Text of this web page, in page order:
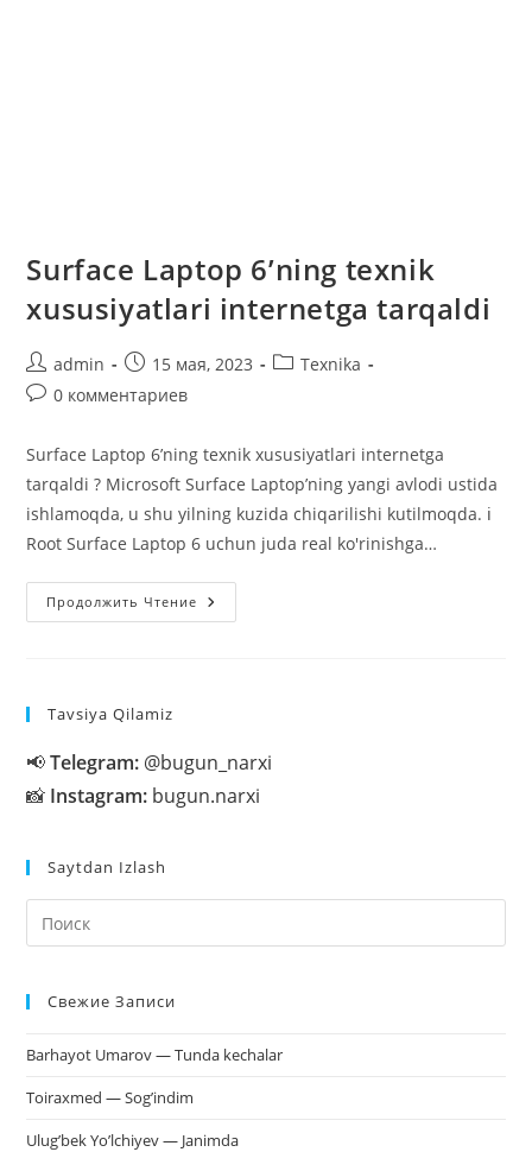
Surface Laptop 6’ning texnik
xususiyatlari internetga tarqaldi
Автор
записи:
admin
Запись
опубликована:
15 мая, 2023
Рубрика
Texnika
Комментарии
записи:
0 комментариев
Surface Laptop 6’ning texnik xususiyatlari internetga
tarqaldi ? Microsoft Surface Laptop’ning yangi avlodi ustida
ishlamoqda, u shu yilning kuzida chiqarilishi kutilmoqda. ℹ️
Root Surface Laptop 6 uchun juda real ko'rinishga…
Продолжить Чтение Surface
Laptop
Tavsiya Qilamiz
📢Telegram: @bugun_narxi
📸 Instagram: bugun.narxi
Saytdan Izlash
Свежие Записи
Barhayot Umarov — Tunda kechalar
Toiraxmed — Sog’indim
Ulug’bek Yo’lchiyev — Janimda